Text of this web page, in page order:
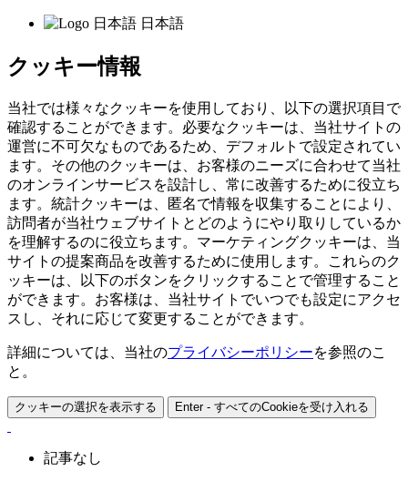
日本語
クッキー情報
当社では様々なクッキーを使用しており、以下の選択項目で
確認することができます。必要なクッキーは、当社サイトの
運営に不可欠なものであるため、デフォルトで設定されてい
ます。その他のクッキーは、お客様のニーズに合わせて当社
のオンラインサービスを設計し、常に改善するために役立ち
ます。統計クッキーは、匿名で情報を収集することにより、
訪問者が当社ウェブサイトとどのようにやり取りしているか
を理解するのに役立ちます。マーケティングクッキーは、当
サイトの提案商品を改善するために使用します。これらのク
ッキーは、以下のボタンをクリックすることで管理すること
ができます。お客様は、当社サイトでいつでも設定にアクセ
スし、それに応じて変更することができます。
詳細については、当社のプライバシーポリシーを参照のこ
と。
クッキーの選択を表示する Enter - すべてのCookieを受け入れる
記事なし